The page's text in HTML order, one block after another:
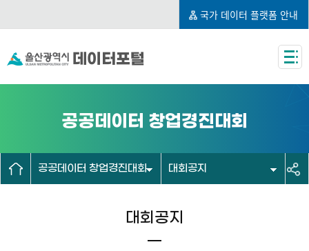
국가 데이터 플랫폼 안내
데이터포털
공공데이터 창업경진대회
공공데이터 창업경진대회 대회공지
대회공지